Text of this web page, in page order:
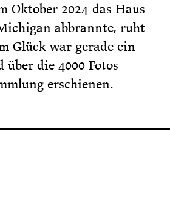
Oktober 2024 das Haus
abbrannte, ruht
Glück war gerade ein
über die 4000 Fotos
erschienen.